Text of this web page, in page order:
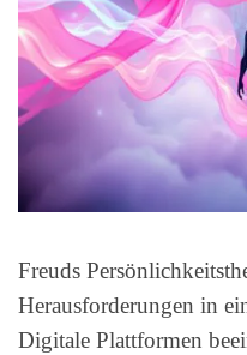
Freuds
Herausforderungen in
Digitale Plattformen